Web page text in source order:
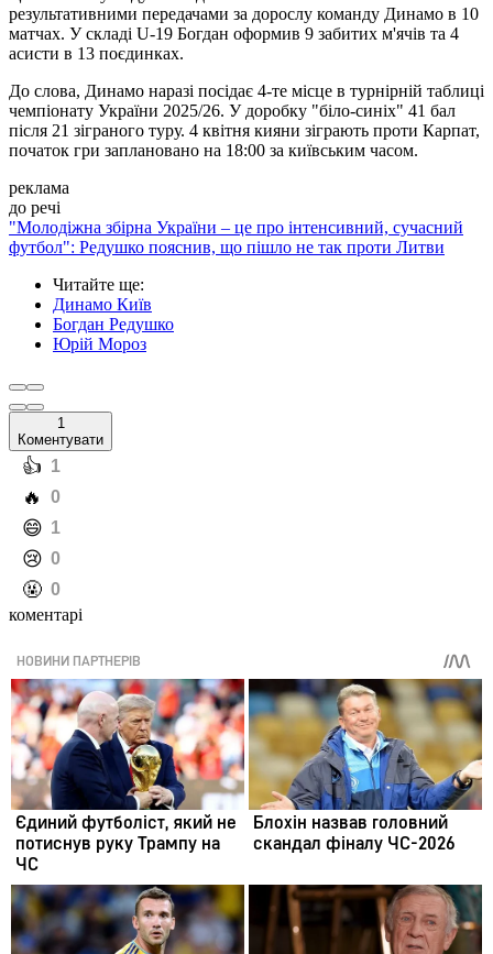
результативними передачами за дорослу команду Динамо в 10
матчах. У складі U-19 Богдан оформив 9 забитих м'ячів та 4
асисти в 13 поєдинках.
До слова, Динамо наразі посідає 4-те місце в турнірній таблиці
чемпіонату України 2025/26. У доробку "біло-синіх" 41 бал
після 21 зіграного туру. 4 квітня кияни зіграють проти Карпат,
початок гри заплановано на 18:00 за київським часом.
реклама
до речі
"Молодіжна збірна України – це про інтенсивний, сучасний
футбол": Редушко пояснив, що пішло не так проти Литви
Читайте ще:
Динамо Київ
Богдан Редушко
Юрій Мороз
1
Коментувати
️👍 1
️🔥 0
️😄 1
️😢 0
️🤬 0
коментарі